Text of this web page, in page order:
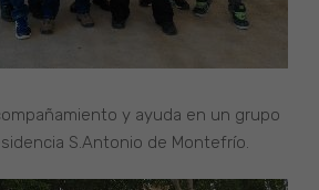
y ayuda en un grupo
S.Antonio de Montefrío.